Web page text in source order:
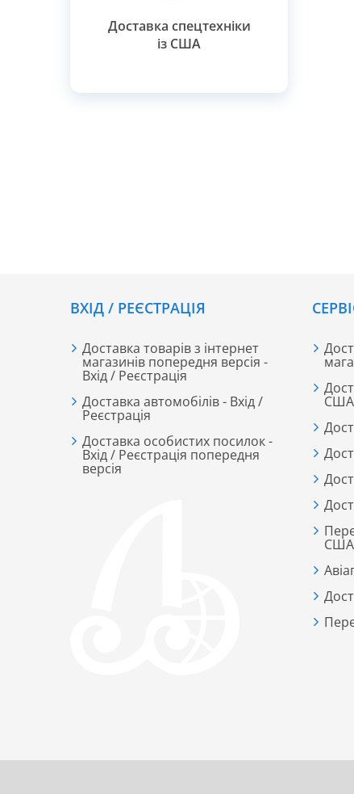
Доставка спецтехніки
із США
ВХІД / РЕЄСТРАЦІЯ
Доставка товарів з інтернет
магазинів попередня версія -
Вхід / Реєстрація
Доставка автомобілів - Вхід /
Реєстрація
Доставка особистих посилок -
Вхід / Реєстрація попередня
версія
США
США